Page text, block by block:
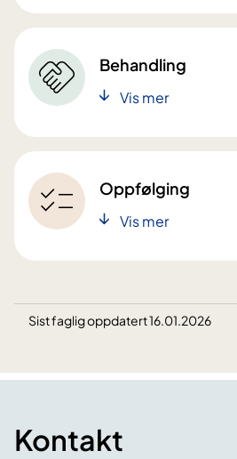
Behandling
Vis mer
Oppfølging
Vis mer
Sist faglig oppdatert 16.01.2026
Kontakt